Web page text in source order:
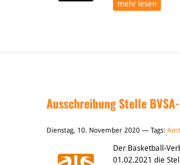
mehr lesen
Ausschreibung Stelle
Dienstag, 10. November 2020 — Tags:
Der Basketball-
01.02.2021 die